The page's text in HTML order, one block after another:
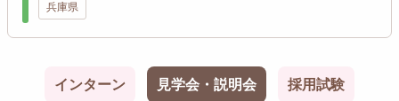
兵庫県
インターン 見学会・説明会 採用試験